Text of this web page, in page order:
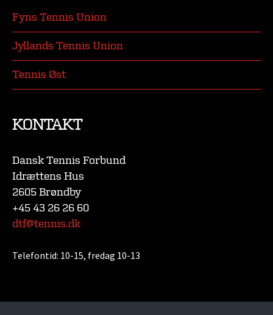
Fyns Tennis Union
Jyllands Tennis Union
Tennis Øst
KONTAKT
Dansk Tennis Forbund
Idrættens Hus
2605 Brøndby
+45 43 26 26 60
dtf@tennis.dk
Telefontid: 10-15, fredag 10-13